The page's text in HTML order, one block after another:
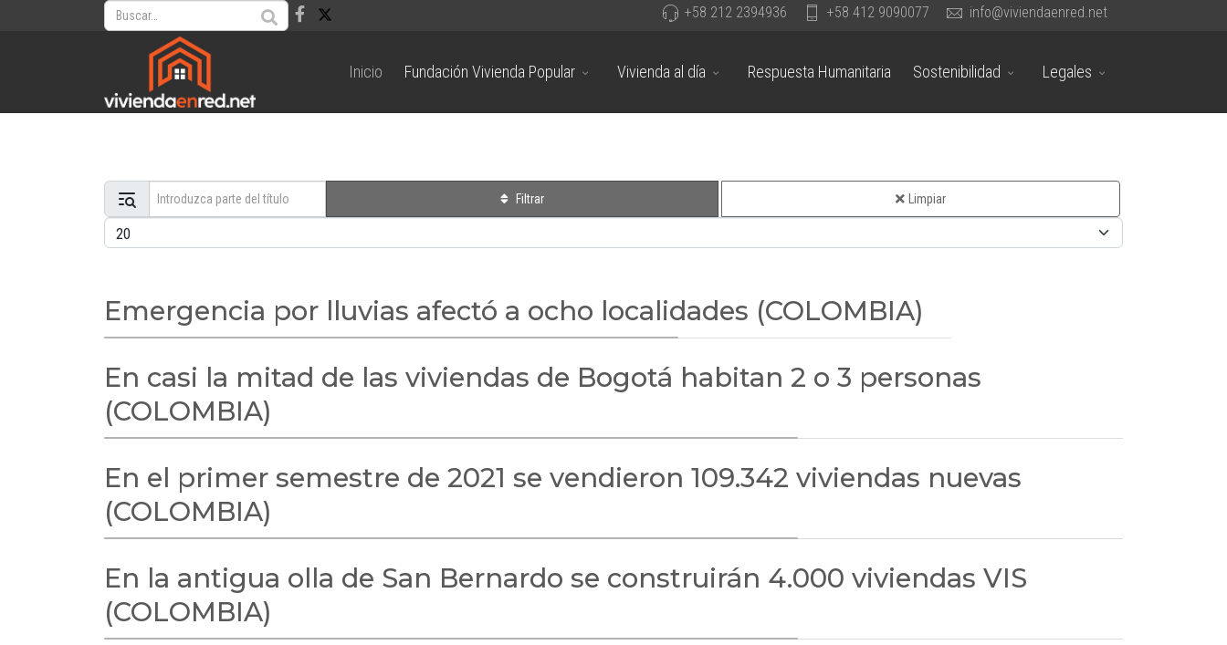
+58 212 2394936 +58 412 9090077 info@viviendaenred.net
Inicio Fundación Vivienda Popular Vivienda al día Respuesta Humanitaria Sostenibilidad Legales
Introduzca parte del título Filtrar Limpiar
Cantidad a mostrar
Emergencia por lluvias afectó a ocho localidades (COLOMBIA)
En casi la mitad de las viviendas de Bogotá habitan 2 o 3 personas
(COLOMBIA)
En el primer semestre de 2021 se vendieron 109.342 viviendas nuevas
(COLOMBIA)
En la antigua olla de San Bernardo se construirán 4.000 viviendas VIS
(COLOMBIA)